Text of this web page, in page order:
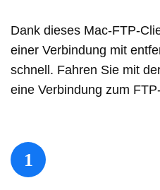
Dank dieses Mac-FTP-
einer Verbindung mit
schnell. Fahren Sie mit
eine Verbindung zum
1